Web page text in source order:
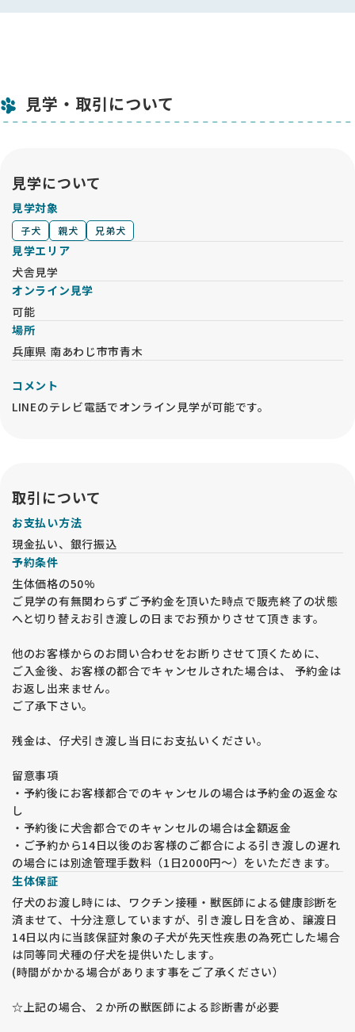
見学・取引について
見学について
見学対象
子犬 親犬 兄弟犬
見学エリア
犬舎見学
オンライン見学
可能
場所
兵庫県 南あわじ市市青木
コメント
LINEのテレビ電話でオンライン見学が可能です。
取引について
お支払い方法
現金払い、銀行振込
予約条件
生体価格の50%
ご見学の有無関わらずご予約金を頂いた時点で販売終了の状態
へと切り替えお引き渡しの日までお預かりさせて頂きます。
他のお客様からのお問い合わせをお断りさせて頂くために、
ご入金後、お客様の都合でキャンセルされた場合は、 予約金は
お返し出来ません。
ご了承下さい。
残金は、仔犬引き渡し当日にお支払いください。
留意事項
・予約後にお客様都合でのキャンセルの場合は予約金の返金な
し
・予約後に犬舎都合でのキャンセルの場合は全額返金
・ご予約から14日以後のお客様のご都合による引き渡しの遅れ
の場合には別途管理手数料（1日2000円～）をいただきます。
生体保証
仔犬のお渡し時には、ワクチン接種・獣医師による健康診断を
済ませて、十分注意していますが、引き渡し日を含め、譲渡日
14日以内に当該保証対象の子犬が先天性疾患の為死亡した場合
は同等同犬種の仔犬を提供いたします。
(時間がかかる場合があります事をご了承ください）
☆上記の場合、２か所の獣医師による診断書が必要